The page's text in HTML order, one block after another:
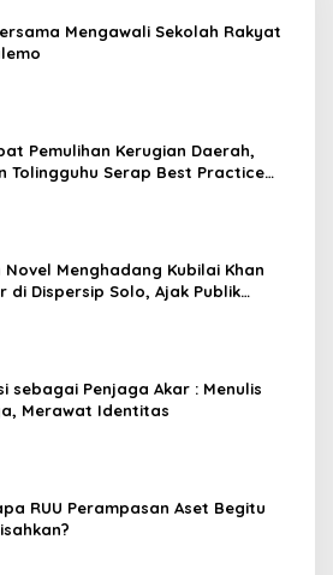
Mengawali Sekolah Rakyat
Pemulihan Kerugian Daerah,
Tolingguhu Serap Best Practice
Novel Menghadang Kubilai Khan
di Dispersip Solo, Ajak Publik
sebagai Penjaga Akar : Menulis
Merawat Identitas
RUU Perampasan Aset Begitu